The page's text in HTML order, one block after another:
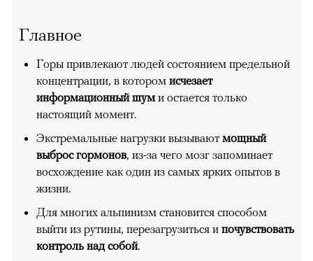
Главное
Горы привлекают людей состоянием предельной
концентрации, в котором исчезает
информационный шум и остается только
настоящий момент.
Экстремальные нагрузки вызывают мощный
выброс гормонов, из-за чего мозг запоминает
восхождение как один из самых ярких опытов в
жизни.
Для многих альпинизм становится способом
выйти из рутины, перезагрузиться и почувствовать
контроль над собой.